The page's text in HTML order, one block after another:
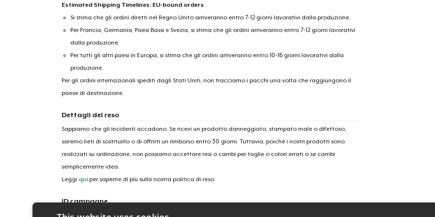
Estimated Shipping Timelines: EU-bound orders
Si stima che gli ordini diretti nel Regno Unito arriveranno entro 7-12 giorni lavorativi dalla produzione.
Per Francia, Germania, Paesi Bassi e Svezia, si stima che gli ordini arriveranno entro 7-12 giorni lavorativi
dalla produzione.
Per tutti gli altri paesi in Europa, si stima che gli ordini arriveranno entro 10-16 giorni lavorativi dalla
produzione.
Per gli ordini internazionali spediti dagli Stati Uniti, non tracciamo i pacchi una volta che raggiungono il
paese di destinazione.
Dettagli del reso
Sappiamo che gli incidenti accadono. Se ricevi un prodotto danneggiato, stampato male o difettoso,
saremo lieti di sostituirlo o di offrirti un rimborso entro 30 giorni. Tuttavia, poiché i nostri prodotti sono
realizzati su ordinazione, non possiamo accettare resi o cambi per taglie o colori errati o se cambi
semplicemente idea.
Leggi quiper saperne di più sulla nostra politica di reso.
ID campagne
truesdale-tv-clothing-range-2
Unisex Premium Pullover Hoodie
20,85 USD
Next Level 3600 | Premium Ring-Spun Cotton T-Shirt
20,16 USD